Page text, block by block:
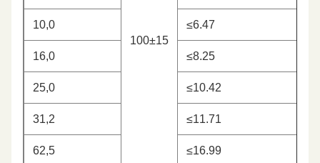
100±15
10,0 ≤6.47
16,0 ≤8.25
25,0 ≤10.42
31,2 ≤11.71
62,5 ≤16.99